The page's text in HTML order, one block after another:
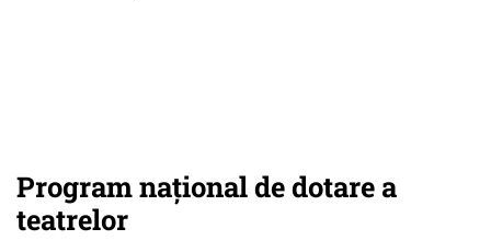
Program național de dotare a
teatrelor